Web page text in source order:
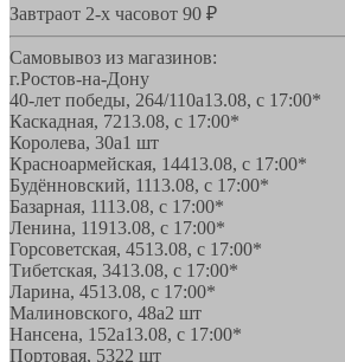
Завтраот 2-х часовот 90 ₽
Самовывоз из магазинов:
г.Ростов-на-Дону
40-лет победы, 264/110а13.08, с 17:00*
Каскадная, 7213.08, с 17:00*
Королева, 30а1 шт
Красноармейская, 14413.08, с 17:00*
Будённовский, 1113.08, с 17:00*
Базарная, 1113.08, с 17:00*
Ленина, 11913.08, с 17:00*
Горсоветская, 4513.08, с 17:00*
Тибетская, 3413.08, с 17:00*
Ларина, 4513.08, с 17:00*
Малиновского, 48а2 шт
Нансена, 152а13.08, с 17:00*
Портовая, 5322 шт